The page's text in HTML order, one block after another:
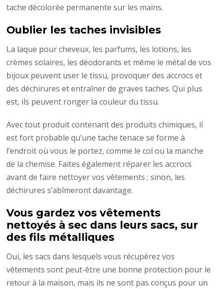
tache décolorée permanente sur les mains.
Oublier les taches invisibles
La laque pour cheveux, les parfums, les lotions, les
crèmes solaires, les déodorants et même le métal de vos
bijoux peuvent user le tissu, provoquer des accrocs et
des déchirures et entraîner de graves taches. Qui plus
est, ils peuvent ronger la couleur du tissu.
Avec tout produit contenant des produits chimiques, il
est fort probable qu’une tache tenace se forme à
l’endroit où vous le portez, comme le col ou la manche
de la chemise. Faites également réparer les accrocs
avant de faire nettoyer vos vêtements ; sinon, les
déchirures s’abîmeront davantage.
Vous gardez vos vêtements
nettoyés à sec dans leurs sacs, sur
des fils métalliques
Oui, les sacs dans lesquels vous récupérez vos
vêtements sont peut-être une bonne protection pour le
retour à la maison, mais ils ne sont pas conçus pour un